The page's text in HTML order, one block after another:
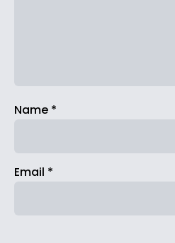
Name *
Email *